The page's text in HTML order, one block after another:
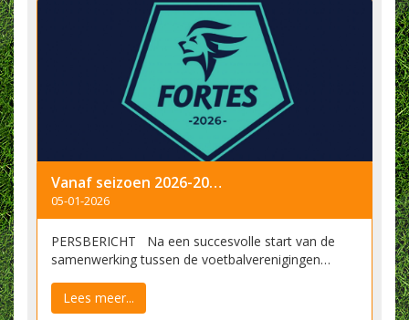
Vanaf seizoen 2026-2027 speelt onze jeugd in FORTES
05-01-2026
PERSBERICHT Na een succesvolle start van de
samenwerking tussen de voetbalverenigingen…
Lees meer...